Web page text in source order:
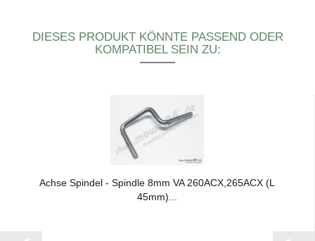
DIESES PRODUKT KÖNNTE PASSEND ODER
KOMPATIBEL SEIN ZU:
Achse Spin­del - Spind­le 8mm VA 260ACX,265ACX (L
45mm)...